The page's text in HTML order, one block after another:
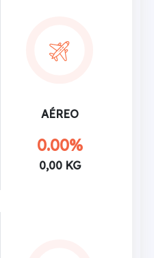
AÉREO
0.00%
0,00 KG